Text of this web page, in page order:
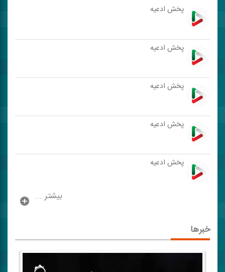
پخش ادعیه
پخش ادعیه
پخش ادعیه
پخش ادعیه
پخش ادعیه
بیشتر ...
خبرها